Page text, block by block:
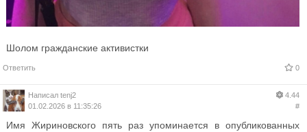
Шолом гражданские активистки
Ответить 0
Написал tenj2
01.02.2026 в 11:35:26
4.44
#
Имя Жириновского пять раз упоминается в опубликованных